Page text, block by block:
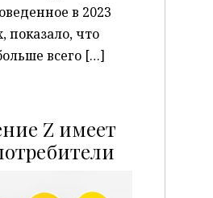
в 2023
показало, что
всего […]
Z имеет